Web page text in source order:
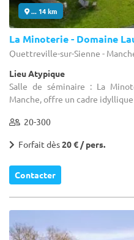
... 14 km
La Minoterie - Domaine
Quettreville-sur-Sienne -
Lieu Atypique
Salle de séminaire : La
Manche, offre un cadre
20-300
Forfait dès20 € / pers.
Contacter